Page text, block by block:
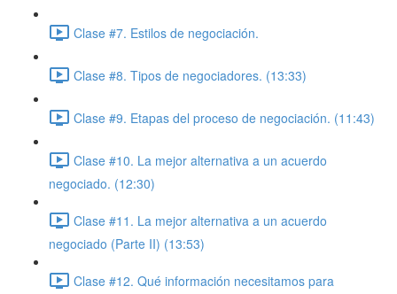
Clase #7. Estilos de negociación.
Clase #8. Tipos de negociadores. (13:33)
Clase #9. Etapas del proceso de negociación. (11:43)
Clase #10. La mejor alternativa a un acuerdo
negociado. (12:30)
Clase #11. La mejor alternativa a un acuerdo
negociado (Parte II) (13:53)
Clase #12. Qué información necesitamos para